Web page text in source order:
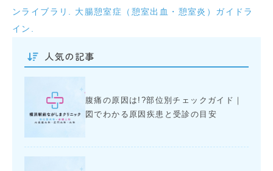
ンライブラリ. 大腸憩室症（憩室出血・憩室炎）ガイドラ
イン.
人気の記事
腹痛の原因は!?部位別チェックガイド｜
図でわかる原因疾患と受診の目安